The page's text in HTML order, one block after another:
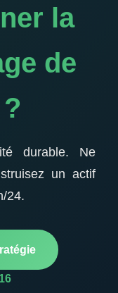
la
de
durable. Ne
un actif
24.